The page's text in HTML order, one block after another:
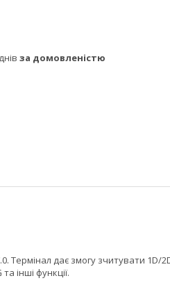
за домовленістю
дає змогу зчитувати 1D/
інші функції.